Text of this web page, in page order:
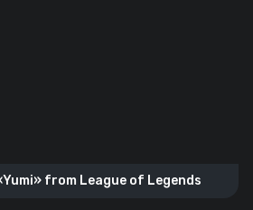
from League of Legends